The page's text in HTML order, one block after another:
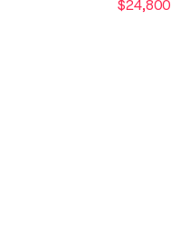
$24,800